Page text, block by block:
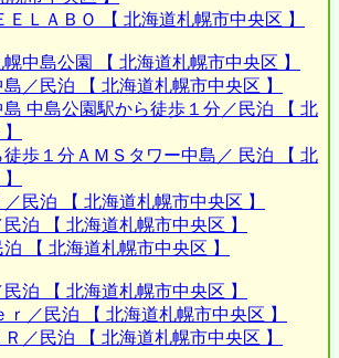
ＥＬＡＢＯ 【 北海道札幌市中央区 】
中島公園 【 北海道札幌市中央区 】
／民泊 【 北海道札幌市中央区 】
島 中島公園駅から徒歩１分／民泊 【 北
歩１分ＡＭＳタワー中島／ 民泊 【 北
民泊 【 北海道札幌市中央区 】
泊 【 北海道札幌市中央区 】
【 北海道札幌市中央区 】
泊 【 北海道札幌市中央区 】
ｒ／民泊 【 北海道札幌市中央区 】
／民泊 【 北海道札幌市中央区 】